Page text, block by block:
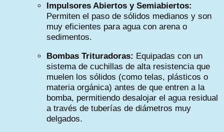
Impulsores Abiertos y Semiabiertos:
Permiten el paso de sólidos medianos y son
muy eficientes para agua con arena o
sedimentos.
Bombas Trituradoras: Equipadas con un
sistema de cuchillas de alta resistencia que
muelen los sólidos (como telas, plásticos o
materia orgánica) antes de que entren a la
bomba, permitiendo desalojar el agua residual
a través de tuberías de diámetros muy
delgados.